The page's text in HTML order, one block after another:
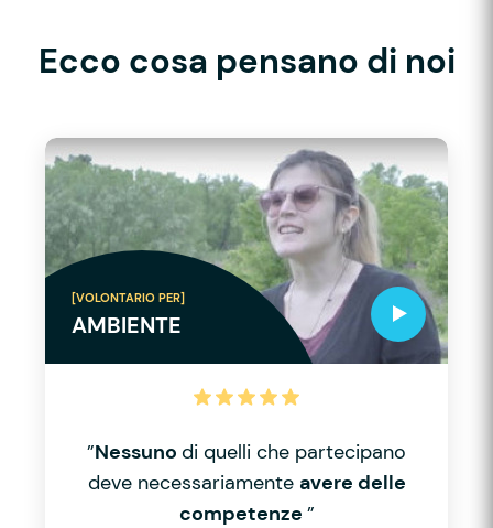
Ecco cosa pensano di noi
[VOLONTARIO PER]
AMBIENTE
”Nessuno di quelli che partecipano
deve necessariamente avere delle
competenze ”